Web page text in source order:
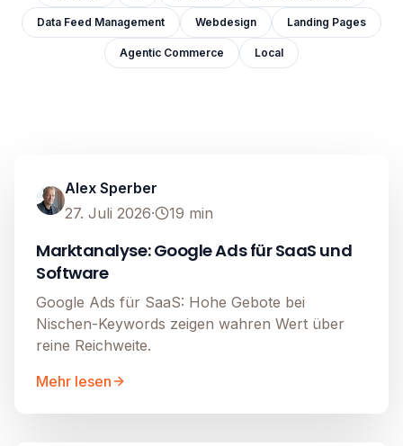
Data Feed Management Webdesign Landing Pages
Agentic Commerce Local
Alex Sperber
27. Juli 2026· 19 min
Marktanalyse: Google Ads für SaaS und
Software
Google Ads für SaaS: Hohe Gebote bei
Nischen-Keywords zeigen wahren Wert über
reine Reichweite.
Mehr lesen